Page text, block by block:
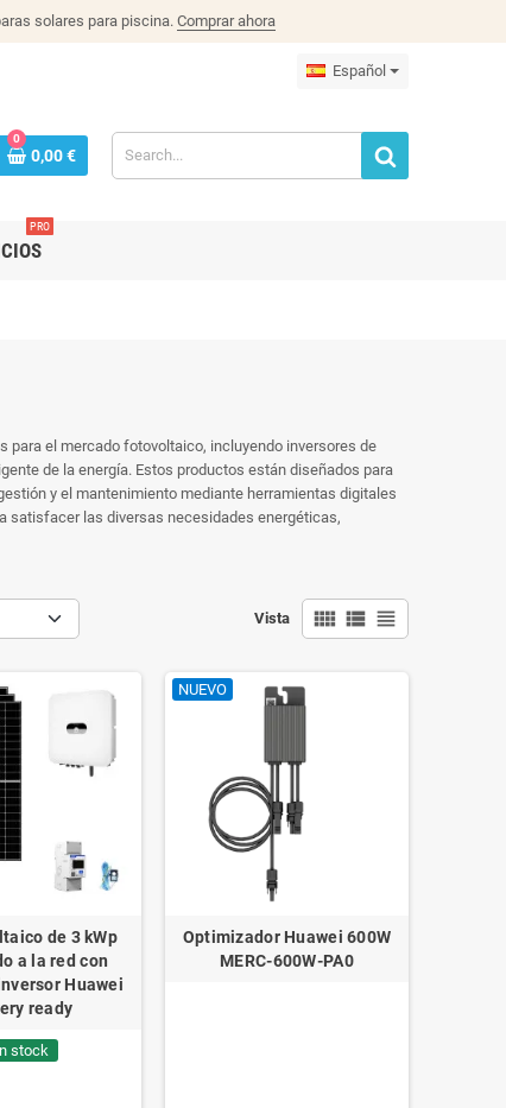
solares para piscina.Comprar ahora
Español
0
0,00 €
PRO
para el mercado fotovoltaico, incluyendo inversores de
de la energía. Estos productos están diseñados para
y el mantenimiento mediante herramientas digitales
satisfacer las diversas necesidades energéticas,
Vista view_comfy view_list view_headline
de 3 kWp
a la red con
Huawei
ready
stock
NUEVO
Optimizador Huawei 600W
MERC-600W-PA0